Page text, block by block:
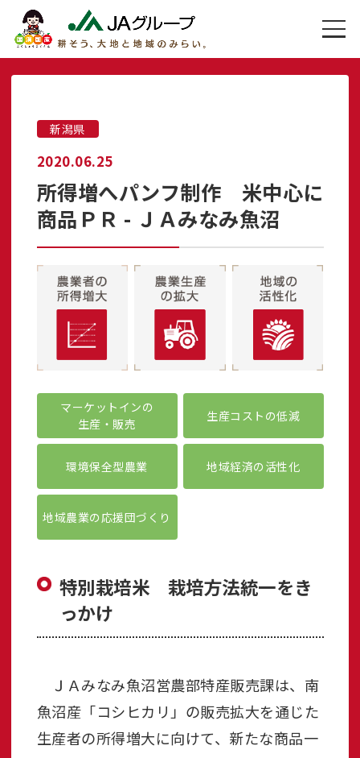
新潟県
2020.06.25
所得増へパンフ制作 米中心に
商品ＰＲ - ＪＡみなみ魚沼
マーケットインの
生産・販売
生産コストの低減
環境保全型農業 地域経済の活性化
地域農業の応援団づくり
特別栽培米 栽培方法統一をき
っかけ
ＪＡみなみ魚沼営農部特産販売課は、南
魚沼産「コシヒカリ」の販売拡大を通じた
生産者の所得増大に向けて、新たな商品一